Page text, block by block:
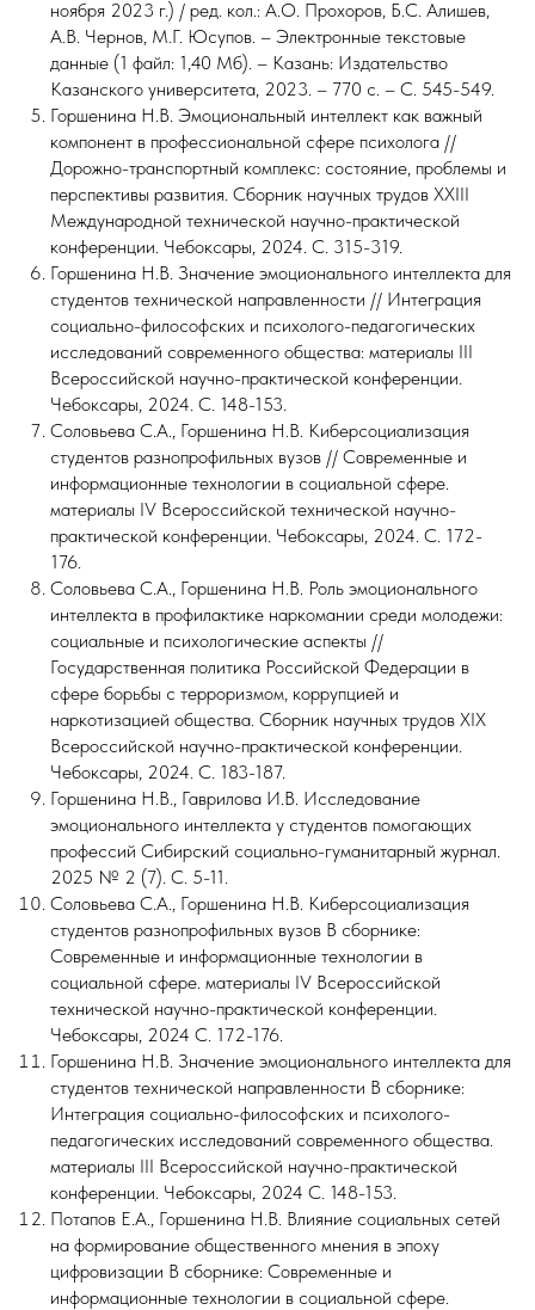
ноября 2023 г.) / ред. кол.: А.О. Прохоров, Б.С. Алишев,
А.В. Чернов, М.Г. Юсупов. – Электронные текстовые
данные (1 файл: 1,40 Мб). – Казань: Издательство
Казанского университета, 2023. – 770 с. – С. 545-549.
Горшенина Н.В. Эмоциональный интеллект как важный
компонент в профессиональной сфере психолога //
Дорожно-транспортный комплекс: состояние, проблемы и
перспективы развития. Сборник научных трудов XXIII
Международной технической научно-практической
конференции. Чебоксары, 2024. С. 315-319.
Горшенина Н.В. Значение эмоционального интеллекта для
студентов технической направленности // Интеграция
социально-философских и психолого-педагогических
исследований современного общества: материалы III
Всероссийской научно-практической конференции.
Чебоксары, 2024. С. 148-153.
Соловьева С.А., Горшенина Н.В. Киберсоциализация
студентов разнопрофильных вузов // Современные и
информационные технологии в социальной сфере.
материалы IV Всероссийской технической научно-
практической конференции. Чебоксары, 2024. С. 172-
176.
Соловьева С.А., Горшенина Н.В. Роль эмоционального
интеллекта в профилактике наркомании среди молодежи:
социальные и психологические аспекты //
Государственная политика Российской Федерации в
сфере борьбы с терроризмом, коррупцией и
наркотизацией общества. Сборник научных трудов XIX
Всероссийской научно-практической конференции.
Чебоксары, 2024. С. 183-187.
Горшенина Н.В., Гаврилова И.В. Исследование
эмоционального интеллекта у студентов помогающих
профессий Сибирский социально-гуманитарный журнал.
2025 № 2 (7). С. 5-11.
Соловьева С.А., Горшенина Н.В. Киберсоциализация
студентов разнопрофильных вузов В сборнике:
Современные и информационные технологии в
социальной сфере. материалы IV Всероссийской
технической научно-практической конференции.
Чебоксары, 2024 С. 172-176.
Горшенина Н.В. Значение эмоционального интеллекта для
студентов технической направленности В сборнике:
Интеграция социально-философских и психолого-
педагогических исследований современного общества.
материалы III Всероссийской научно-практической
конференции. Чебоксары, 2024 С. 148-153.
Потапов Е.А., Горшенина Н.В. Влияние социальных сетей
на формирование общественного мнения в эпоху
цифровизации В сборнике: Современные и
информационные технологии в социальной сфере.